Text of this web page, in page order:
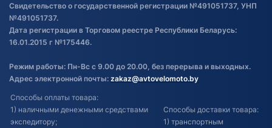
Свидетельство о государственной регистрации №491051737, УНП
№491051737.
Дата регистрации в Торговом реестре Республики Беларусь:
16.01.2015 г №175446.
Режим работы: Пн-Вс с 9.00 до 20.00, без перерыва и выходных.
Адрес электронной почты: zakaz@avtovelomoto.by
Способы оплаты товара:
1) наличными денежными средствами
экспедитору;
Способы доставки товара:
1) транспортным